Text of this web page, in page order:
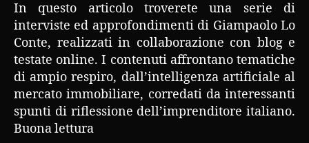
In questo articolo troverete una serie di
interviste ed approfondimenti di Giampaolo Lo
Conte, realizzati in collaborazione con blog e
testate online. I contenuti affrontano tematiche
di ampio respiro, dall’intelligenza artificiale al
mercato immobiliare, corredati da interessanti
spunti di riflessione dell’imprenditore italiano.
Buona lettura